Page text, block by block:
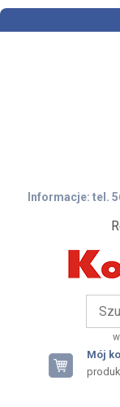
Informacje: tel.
Mój